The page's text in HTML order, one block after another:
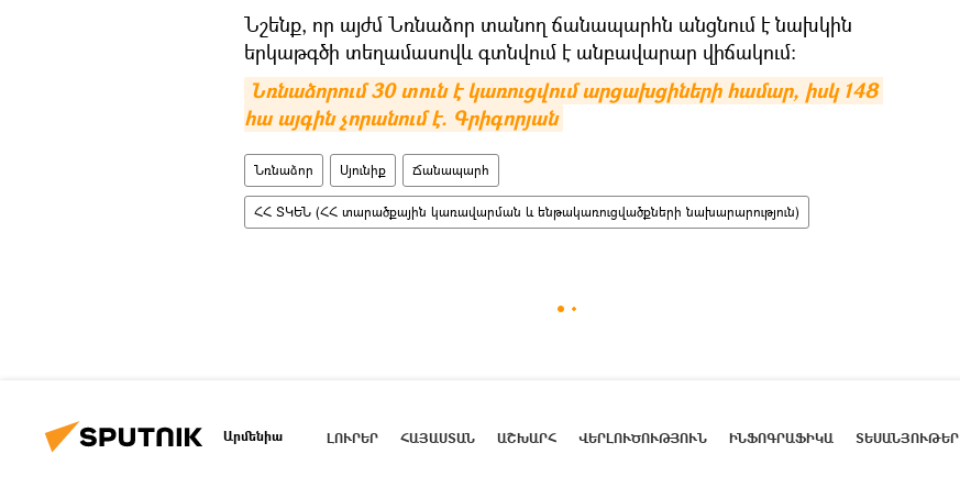
Նշենք, որ այժմ Նռնաձոր տանող ճանապարհն անցնում է նախկին
երկաթգծի տեղամասովև գտնվում է անբավարար վիճակում:
Նռնաձորում 30 տուն է կառուցվում արցախցիների համար, իսկ 148
հա այգին չորանում է. Գրիգորյան
Նռնաձոր Սյունիք Ճանապարհ
ՀՀ ՏԿԵՆ (ՀՀ տարածքային կառավարման և ենթակառուցվածքների նախարարություն)
Արմենիա ԼՈՒՐԵՐ ՀԱՅԱՍՏԱՆ ԱՇԽԱՐՀ ՎԵՐԼՈՒԾՈՒԹՅՈՒՆ ԻՆՖՈԳՐԱՖԻԿԱ ՏԵՍԱՆՅՈՒԹԵՐ